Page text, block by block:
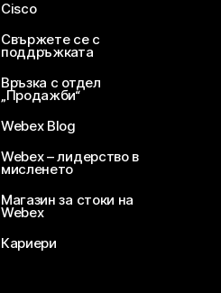
Cisco
Свържете се с
поддръжката
Връзка с отдел
„Продажби“
Webex Blog
Webex – лидерство в
мисленето
Магазин за стоки на
Webex
Кариери